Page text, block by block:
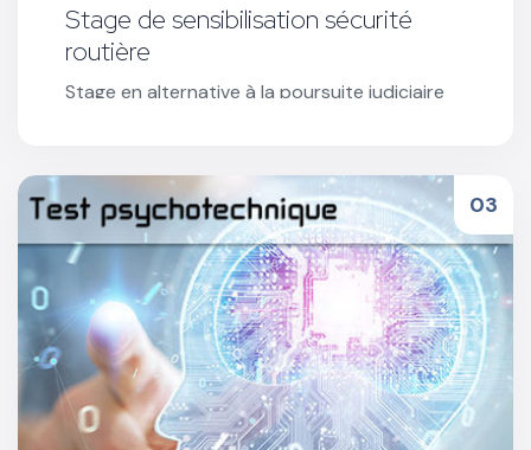
Stage de sensibilisation sécurité
routière
Stage en alternative à la poursuite judiciaire
Réserver votre stage